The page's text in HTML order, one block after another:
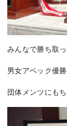
みんなで勝ち取
男女アベック優勝
団体メンツにも